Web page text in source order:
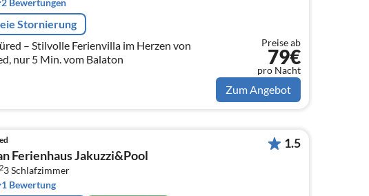
2 Bewertungen
Stornierung
– Stilvolle Ferienvilla im Herzen von
nur 5 Min. vom Balaton
Preise ab
79€
pro Nacht
Zum Angebot
Ferienhaus Jakuzzi&Pool
23Schlafzimmer
1 Bewertung
1.5